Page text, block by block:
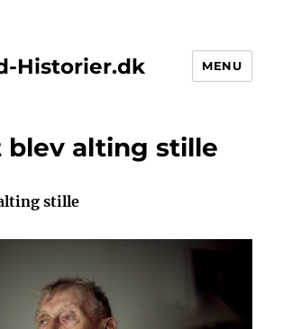
Historier.dk MENU
blev alting stille
stille